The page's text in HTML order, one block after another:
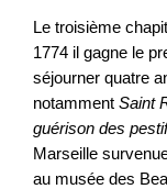
Le troisième
1774 il gagne le
séjourner quatre
notamment Saint
guérison des
Marseille
au musée des